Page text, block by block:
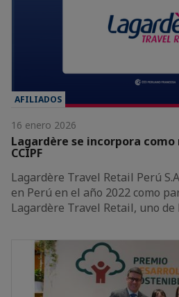
AFILIADOS
16 enero 2026
Lagardère se incorpora
CCIPF
Lagardère Travel Retail Perú
en Perú en el año 2022 como
Lagardère Travel Retail, uno